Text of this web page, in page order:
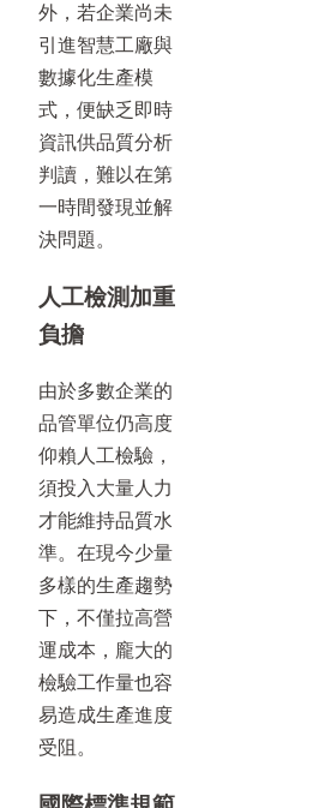
外，若企業尚未
引進智慧工廠與
數據化生產模
式，便缺乏即時
資訊供品質分析
判讀，難以在第
一時間發現並解
決問題。
人工檢測加重
負擔
由於多數企業的
品管單位仍高度
仰賴人工檢驗，
須投入大量人力
才能維持品質水
準。在現今少量
多樣的生產趨勢
下，不僅拉高營
運成本，龐大的
檢驗工作量也容
易造成生產進度
受阻。